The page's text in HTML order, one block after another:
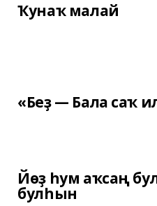
Ҡунаҡ малай
«Беҙ — Бала саҡ
Йөҙ һум аҡсаң
булһын